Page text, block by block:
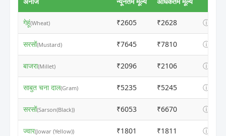
गेहूं(Wheat) ₹2605 ₹2628 ⓘ
सरसों(Mustard) ₹7645 ₹7810 ⓘ
बाजरा(Millet) ₹2096 ₹2106 ⓘ
साबुत चना दाल(Gram) ₹5235 ₹5245 ⓘ
सरसों(Sarson(Black)) ₹6053 ₹6670 ⓘ
ज्वार(Jowar (Yellow)) ₹1801 ₹1811 ⓘ